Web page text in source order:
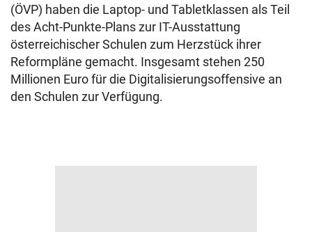
(ÖVP) haben die Laptop- und Tabletklassen als Teil
des Acht-Punkte-Plans zur IT-Ausstattung
österreichischer Schulen zum Herzstück ihrer
Reformpläne gemacht. Insgesamt stehen 250
Millionen Euro für die Digitalisierungsoffensive an
den Schulen zur Verfügung.